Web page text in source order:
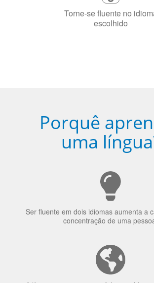
5
Torne-se fluente no idioma
Porquê
uma
Ser fluente em dois idiomas aumenta a